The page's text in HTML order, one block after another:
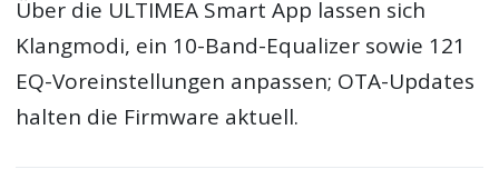
Über die ULTIMEA Smart App lassen sich
Klangmodi, ein 10-Band-Equalizer sowie 121
EQ-Voreinstellungen anpassen; OTA-Updates
halten die Firmware aktuell.